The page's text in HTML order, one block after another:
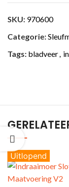
SKU: 970600
Categorie:
Tags: bladveer,
Uitlopend